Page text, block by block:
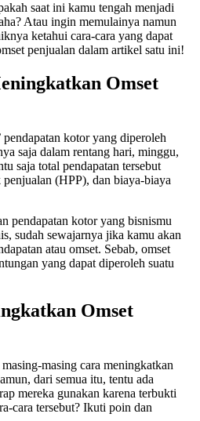
saat ini kamu tengah menjadi
Atau ingin memulainya namun
ketahui cara-cara yang dapat
penjualan dalam artikel satu ini!
Omset
pendapatan kotor yang diperoleh
saja dalam rentang hari, minggu,
saja total pendapatan tersebut
(HPP), dan biaya-biaya
pendapatan kotor yang bisnismu
sudah sewajarnya jika kamu akan
atau omset. Sebab, omset
yang dapat diperoleh suatu
Omset
masing cara meningkatkan
dari semua itu, tentu ada
mereka gunakan karena terbukti
cara tersebut? Ikuti poin dan